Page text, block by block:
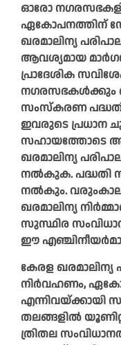
ഓരോ
ഏകോപനത്തിന്
ഖരമാലിന്യ
ആവശ്യമായ
പ്രാദേശിക
നഗരസഭകള്‍ക്കും
സംസ്കരണ
ഇവരുടെ പ്രധാന
സഹായത്തോടെ
ഖരമാലിന്യ
നല്‍കുക. പദ്ധതി
നല്‍കും.
ഖരമാലിന്യ
സുസ്ഥിര
ഈ
കേരള
നിര്‍വഹണം,
എന്നിവയ്ക്കായി
തലങ്ങളില്‍
ത്രിതല